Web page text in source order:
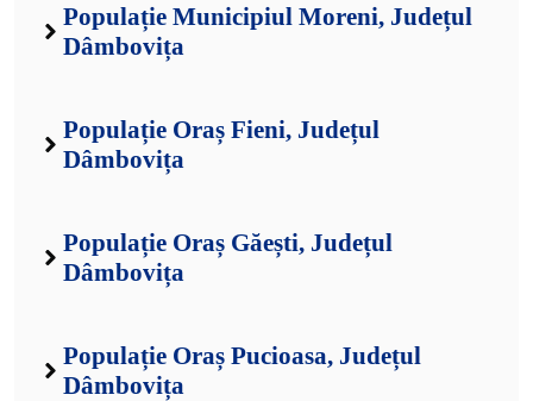
Populație Municipiul Moreni, Județul
Dâmbovița
Populație Oraș Fieni, Județul
Dâmbovița
Populație Oraș Găești, Județul
Dâmbovița
Populație Oraș Pucioasa, Județul
Dâmbovița